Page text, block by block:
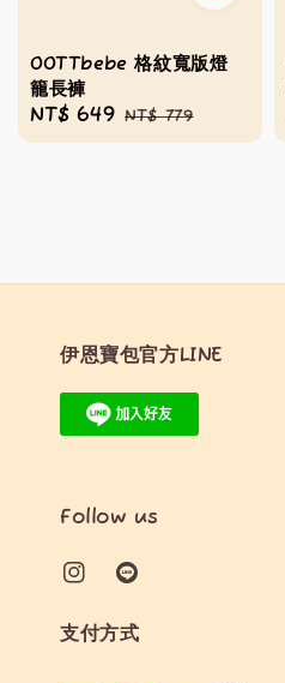
OOTTbebe 格紋寬版燈
籠長褲
Sale
price
NT$ 649 Regular
price
NT$ 779
伊恩寶包官方LINE
Follow us
支付方式